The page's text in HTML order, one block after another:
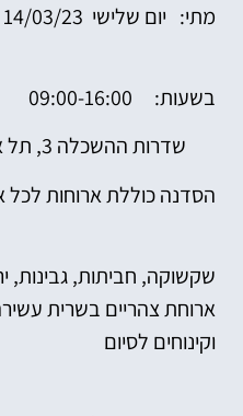
מתי: יום שלישי 14/03/23
בשעות: 09:00-16:00
שדרות ההשכלה 3, תל אביב-יפו​​
הסדנה כוללת ארוחות לכל
שקשוקה, חביתות, גבינות,
ארוחת צהריים בשרית
וקינוחים לסיום